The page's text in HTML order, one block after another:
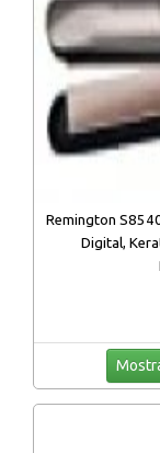
Remington
Digital,